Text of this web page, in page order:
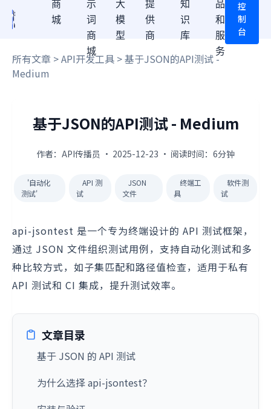
商
城
示
词
商
城
大
模
型
提
供
商
知
识
库
品
和
服
务
控
制
台
所有文章 >API开发工具 > 基于JSON的API测试 -
Medium
基于JSON的API测试 - Medium
作者：API传播员 · 2025-12-23 · 阅读时间：6分钟
'自动化
测试'
API 测
试
JSON
文件
终端工
具
软件测
试
api-jsontest 是一个专为终端设计的 API 测试框架，
通过 JSON 文件组织测试用例，支持自动化测试和多
种比较方式，如子集匹配和路径值检查，适用于私有
API 测试和 CI 集成，提升测试效率。
文章目录
基于 JSON 的 API 测试
为什么选择 api-jsontest？